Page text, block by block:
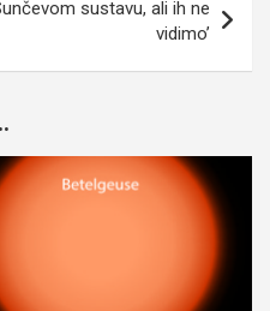
sustavu, ali ih ne
vidimo’